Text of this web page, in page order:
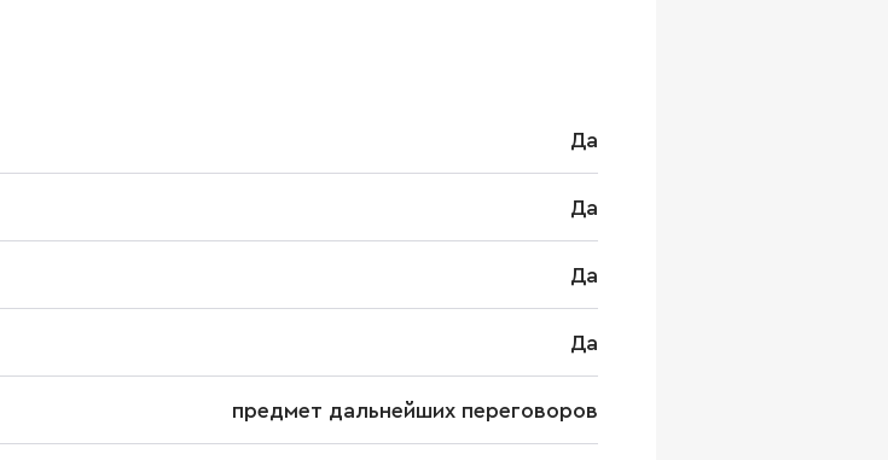
Да
Да
Да
Да
предмет дальнейших переговоров